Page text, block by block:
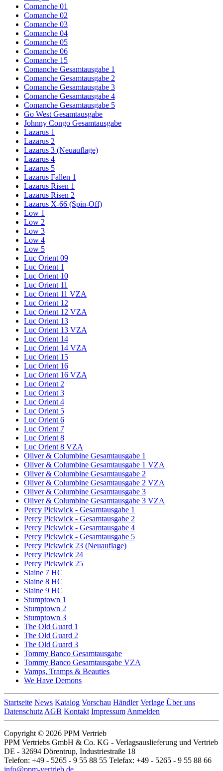
Comanche 01
Comanche 02
Comanche 03
Comanche 04
Comanche 05
Comanche 06
Comanche 15
Comanche Gesamtausgabe 1
Comanche Gesamtausgabe 2
Comanche Gesamtausgabe 3
Comanche Gesamtausgabe 4
Comanche Gesamtausgabe 5
Go West Gesamtausgabe
Johnny Congo Gesamtausgabe
Lazarus 1
Lazarus 2
Lazarus 3 (Neuauflage)
Lazarus 4
Lazarus 5
Lazarus Fallen 1
Lazarus Risen 1
Lazarus Risen 2
Lazarus X-66 (Spin-Off)
Low 1
Low 2
Low 3
Low 4
Low 5
Luc Orient 09
Luc Orient 1
Luc Orient 10
Luc Orient 11
Luc Orient 11 VZA
Luc Orient 12
Luc Orient 12 VZA
Luc Orient 13
Luc Orient 13 VZA
Luc Orient 14
Luc Orient 14 VZA
Luc Orient 15
Luc Orient 16
Luc Orient 16 VZA
Luc Orient 2
Luc Orient 3
Luc Orient 4
Luc Orient 5
Luc Orient 6
Luc Orient 7
Luc Orient 8
Luc Orient 8 VZA
Oliver & Columbine Gesamtausgabe 1
Oliver & Columbine Gesamtausgabe 1 VZA
Oliver & Columbine Gesamtausgabe 2
Oliver & Columbine Gesamtausgabe 2 VZA
Oliver & Columbine Gesamtausgabe 3
Oliver & Columbine Gesamtausgabe 3 VZA
Percy Pickwick - Gesamtausgabe 1
Percy Pickwick - Gesamtausgabe 2
Percy Pickwick - Gesamtausgabe 4
Percy Pickwick - Gesamtausgabe 5
Percy Pickwick 23 (Neuauflage)
Percy Pickwick 24
Percy Pickwick 25
Slaine 7 HC
Slaine 8 HC
Slaine 9 HC
Stumptown 1
Stumptown 2
Stumptown 3
The Old Guard 1
The Old Guard 2
The Old Guard 3
Tommy Banco Gesamtausgabe
Tommy Banco Gesamtausgabe VZA
Vamps, Tramps & Beauties
We Have Demons
Startseite News Katalog Vorschau Händler Verlage Über uns
Datenschutz AGB Kontakt Impressum Anmelden
Copyright © 2026 PPM Vertrieb
PPM Vertriebs GmbH & Co. KG - Verlagsauslieferung und Vertrieb
DE - 32694 Dörentrup, Industriestraße 18
Telefon: +49 - 5265 - 9 55 88 55 Telefax: +49 - 5265 - 9 55 88 66
info@ppm-vertrieb.de